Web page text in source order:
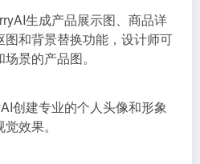
生成产品展示图、商品详
和背景替换功能，设计师可
景的产品图。
创建专业的个人头像和形象
效果。